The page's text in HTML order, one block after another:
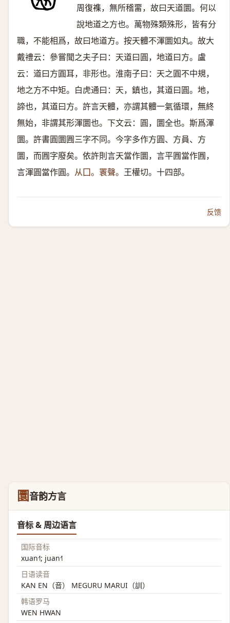
周復襍，無所稽畱，故曰天道圜。何以
說地道之方也。萬物殊類殊形，皆有分
職，不能相爲，故曰地道方。按天體不渾圜如丸。故大
戴禮云：參嘗聞之夫子曰：天道曰圓，地道曰方。盧
云：道曰方圓耳，非形也。淮南子曰：天之圓不中規，
地之方不中矩。白虎通曰：天，鎮也，其道曰圓。地，
諦也，其道曰方。許言天體，亦謂其體一氣循環，無終
無始，非謂其形渾圜也。下文云：圓，圜全也。斯爲渾
圜。許書圓圜㘣三字不同。今字多作方圓、方員、方
圜，而㘣字廢矣。依許則言天當作圜，言平㘣當作㘣，
言渾圓當作圓。 从囗。瞏聲。 王權切。十四部。
反馈
圜 音韵方言
音标 & 周边语言
国际音标
xuan˧˥; juan˧˥
日语读音
KAN EN（音） MEGURU MARUI（訓）
韩语罗马
WEN HWAN